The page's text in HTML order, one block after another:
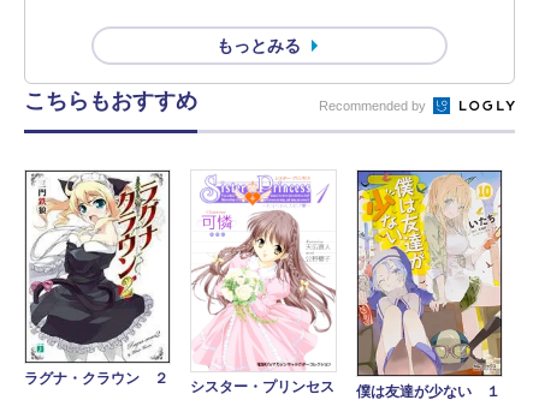
もっとみる
こちらもおすすめ Recommended by
ラグナ・クラウン ２
シスター・プリンセス
僕は友達が少ない １